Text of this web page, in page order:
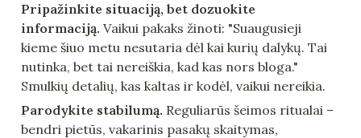
Pripažinkite situaciją, bet dozuokite
informaciją. Vaikui pakaks žinoti: "Suaugusieji
kieme šiuo metu nesutaria dėl kai kurių dalykų. Tai
nutinka, bet tai nereiškia, kad kas nors bloga."
Smulkių detalių, kas kaltas ir kodėl, vaikui nereikia.
Parodykite stabilumą. Reguliarūs šeimos ritualai –
bendri pietūs, vakarinis pasakų skaitymas,